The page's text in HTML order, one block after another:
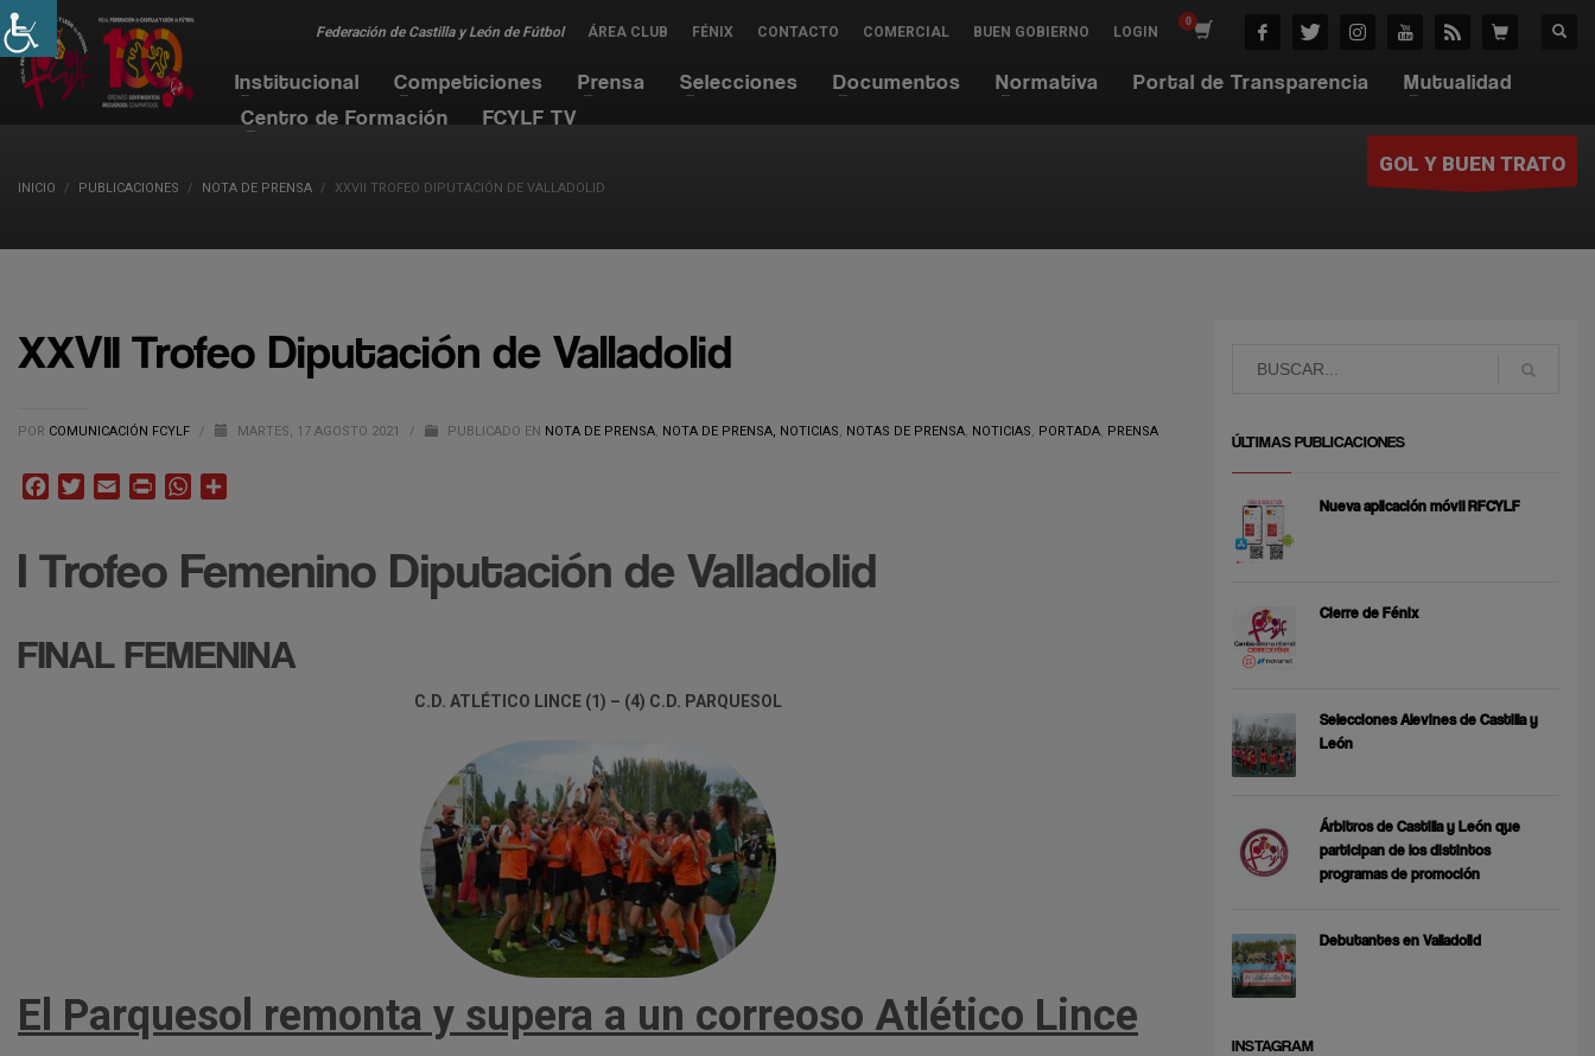
Federación de Castilla y León de Fútbol ÁREA CLUB FÉNIX CONTACTO COMERCIAL BUEN GOBIERNO LOGIN
Institucional Competiciones Prensa Selecciones Documentos Normativa Portal de Transparencia
Mutualidad
Centro de Formación
FCYLF TV
GOL Y BUEN TRATO
INICIO PUBLICACIONES NOTA DE PRENSA XXVII TROFEO DIPUTACIÓN DE VALLADOLID
XXVII Trofeo Diputación de Valladolid
POR COMUNICACIÓN FCYLF / MARTES, 17 AGOSTO 2021 / PUBLICADO EN NOTA DE PRENSA, NOTA DE PRENSA, NOTICIAS, NOTAS DE PRENSA, NOTICIAS, PORTADA, PRENSA
FacebookTwitterEmail Print WhatsApp
I Trofeo Femenino Diputación de Valladolid
FINAL FEMENINA
C.D. ATLÉTICO LINCE (1) – (4) C.D. PARQUESOL
El Parquesol remonta y supera a un correoso Atlético Lince
ÚLTIMAS PUBLICACIONES
Nueva aplicación móvil RFCYLF
Cierre de Fénix
Selecciones Alevines de Castilla y
León
Árbitros de Castilla y León que
participan de los distintos
programas de promoción
Debutantes en Valladolid
INSTAGRAM